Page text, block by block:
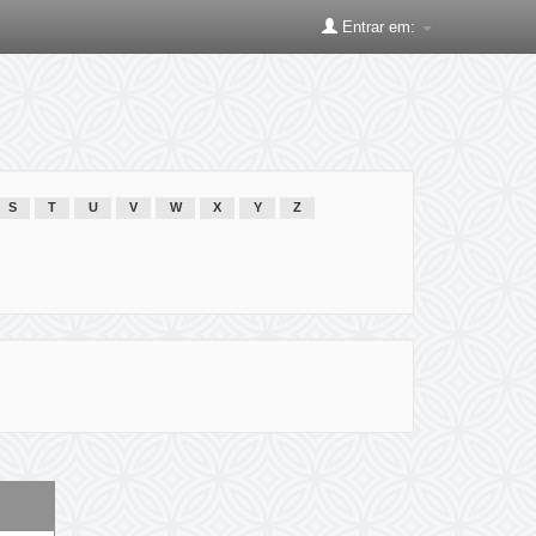
Entrar em:
S T U V W X Y Z